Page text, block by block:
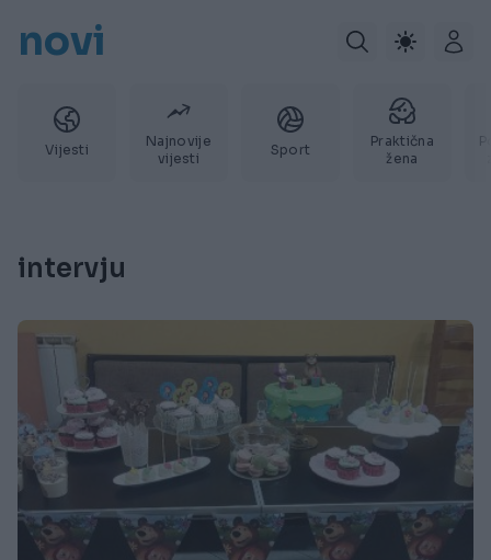
novi
Vijesti
Najnovije
vijesti
Sport
Praktična
žena
intervju